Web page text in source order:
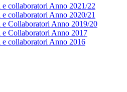
e collaboratori Anno 2021/22
e collaboratori Anno 2020/21
e Collaboratori Anno 2019/20
e Collaboratori Anno 2017
e collaboratori Anno 2016